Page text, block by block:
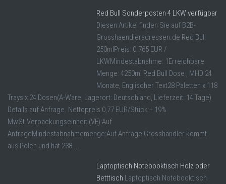
Red Bull Sonderposten 4 LKW verfügbar
Diesen Artikel finden Sie auf B2B-
Grosshaendleradressen.de Red Bull
250mlPreis: 0.765 EUR /
LKWMindestabnahme: 1Erreichbare
Menge: 4250ml Red Bull Dose , MHD 24
Monate, Englischer Text28 Paletten x 118
Trays x 24 Dosen(A-Ware, Lagerort: Deutschland, Lieferzeit: 14 Tage)
Details auf Anfrage. Nettopreis:0,77 EUR/Stück + 19%
MwSt.Verpackungseinheit (VE):Auf
AnfrageMindestabnahmemenge:Auf Anfrage Grosshändler kommt
aus Polen und hat 238 ...
Laptoptisch Notebooktisch Holz oder
Betttisch Laptoptisch Notebooktisch